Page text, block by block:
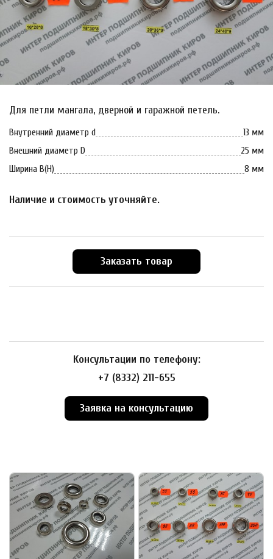
Для петли мангала, дверной и гаражной петель.
Внутренний диаметр d
13 мм
Внешний диаметр D
25 мм
Ширина B(H)
8 мм
Наличие и стоимость уточняйте.
Заказать товар
Консультации по телефону:
+7 (8332) 211-655
Заявка на консультацию